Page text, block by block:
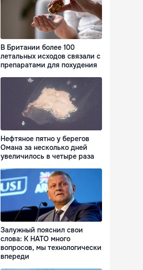
В Британии более 100
летальных исходов связали с
препаратами для похудения
Нефтяное пятно у берегов
Омана за несколько дней
увеличилось в четыре раза
Залужный пояснил свои
слова: К НАТО много
вопросов, мы технологически
впереди